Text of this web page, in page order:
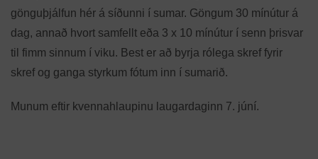
gönguþjálfun hér á síðunni í sumar. Göngum 30 mínútur á
dag, annað hvort samfellt eða 3 x 10 mínútur í senn þrisvar
til fimm sinnum í viku. Best er að byrja rólega skref fyrir
skref og ganga styrkum fótum inn í sumarið.
Munum eftir kvennahlaupinu laugardaginn 7. júní.